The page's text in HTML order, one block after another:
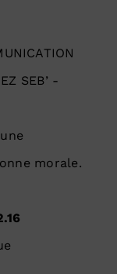
SEB’ -
morale.